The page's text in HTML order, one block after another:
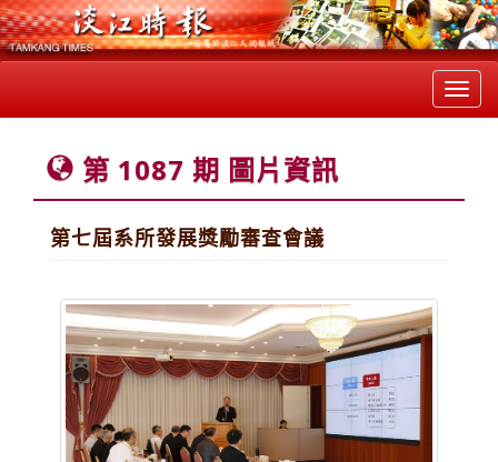
第 1087 期 圖片資訊
第七屆系所發展獎勵審查會議